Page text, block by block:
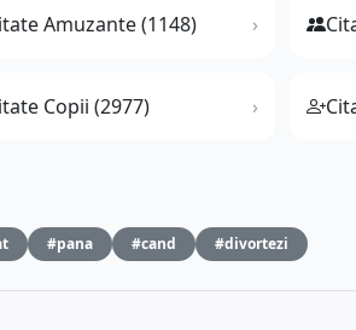
Amuzante (1148)
Copii (2977)
#pana #cand #divortezi